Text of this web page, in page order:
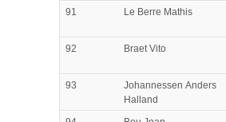
91 Le Berre Mathis
92 Braet Vito
93
Johannessen Anders
Halland